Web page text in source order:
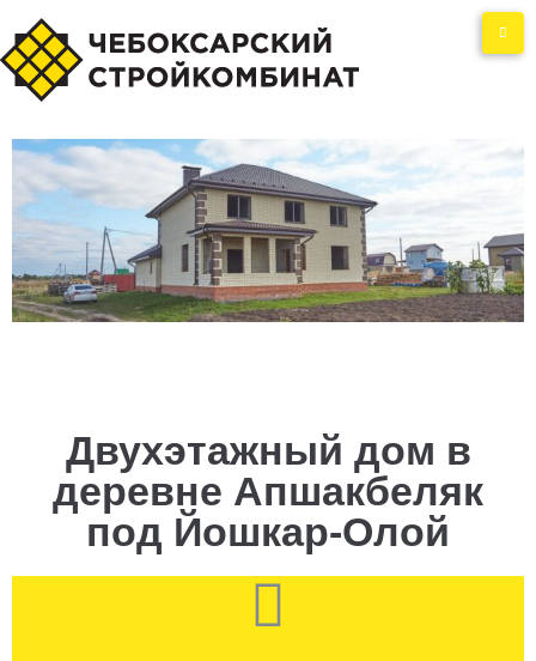
Двухэтажный дом в
деревне Апшакбеляк
под Йошкар-Олой